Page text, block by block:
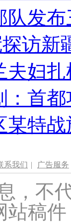
队发
访新
夫妇
：首
某特
系我们 | 广告服务
，不
站稿